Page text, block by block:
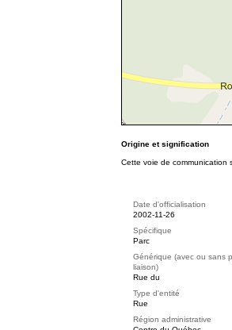
Origine et signification
Cette voie de communication
Date d'officialisation
2002-11-26
Spécifique
Parc
Générique (avec ou sans
liaison)
Rue du
Type d'entité
Rue
Région administrative